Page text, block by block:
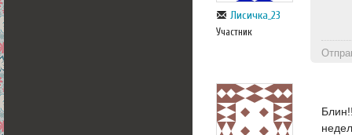
Лисичка_23
Участник